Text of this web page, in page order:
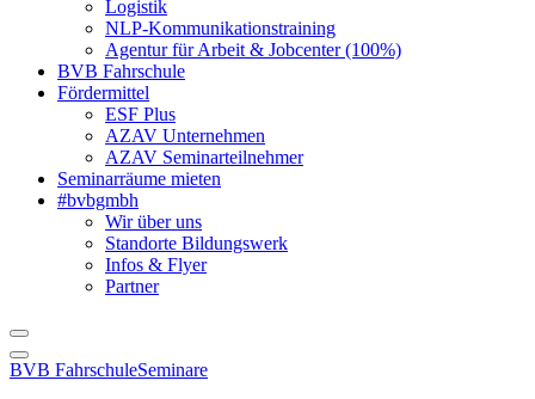
Logistik
NLP-Kommunikationstraining
Agentur für Arbeit & Jobcenter (100%)
BVB Fahrschule
Fördermittel
ESF Plus
AZAV Unternehmen
AZAV Seminarteilnehmer
Seminarräume mieten
#bvbgmbh
Wir über uns
Standorte Bildungswerk
Infos & Flyer
Partner
BVB FahrschuleSeminare